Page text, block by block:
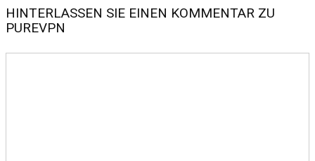
HINTERLASSEN SIE EINEN KOMMENTAR ZU
PUREVPN